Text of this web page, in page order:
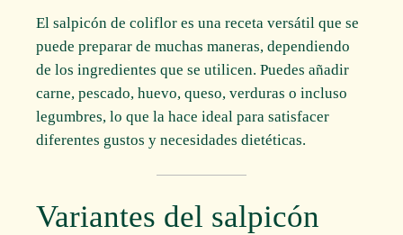
El salpicón de coliflor es una receta versátil que se
puede preparar de muchas maneras, dependiendo
de los ingredientes que se utilicen. Puedes añadir
carne, pescado, huevo, queso, verduras o incluso
legumbres, lo que la hace ideal para satisfacer
diferentes gustos y necesidades dietéticas.
Variantes del salpicón